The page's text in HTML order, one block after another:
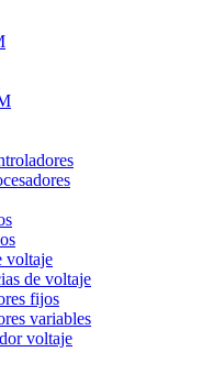
voltaje
de voltaje
fijos
variables
voltaje